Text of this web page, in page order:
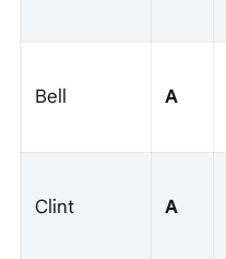
Bell A
Clint A